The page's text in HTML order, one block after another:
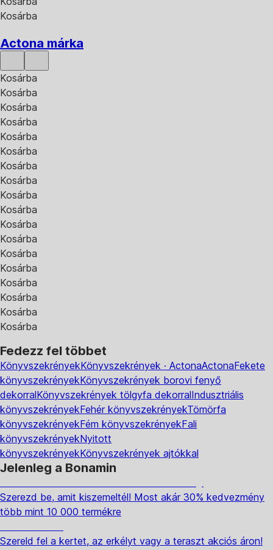
Kosárba
Actona márka
Kosárba
Kosárba
Kosárba
Kosárba
Kosárba
Kosárba
Kosárba
Kosárba
Kosárba
Kosárba
Kosárba
Kosárba
Kosárba
Kosárba
Kosárba
Kosárba
Kosárba
Kosárba
Fedezz fel többet
KönyvszekrényekKönyvszekrények · ActonaActonaFekete
könyvszekrényekKönyvszekrények borovi fenyő
dekorralKönyvszekrények tölgyfa dekorralIndusztriális
könyvszekrényekFehér könyvszekrényekTömörfa
könyvszekrényekFém könyvszekrényekFali
könyvszekrényekNyitott
könyvszekrényekKönyvszekrények ajtókkal
Jelenleg a Bonamin
Szerezd be, amit kiszemeltél! Most akár 30% kedvezmény
több mint 10 000 termékre
Szereld fel a kertet, az erkélyt vagy a teraszt akciós áron!